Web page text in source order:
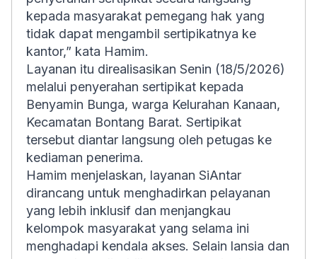
kepada masyarakat pemegang hak yang
tidak dapat mengambil sertipikatnya ke
kantor,” kata Hamim.
Layanan itu direalisasikan Senin (18/5/2026)
melalui penyerahan sertipikat kepada
Benyamin Bunga, warga Kelurahan Kanaan,
Kecamatan Bontang Barat. Sertipikat
tersebut diantar langsung oleh petugas ke
kediaman penerima.
Hamim menjelaskan, layanan SiAntar
dirancang untuk menghadirkan pelayanan
yang lebih inklusif dan menjangkau
kelompok masyarakat yang selama ini
menghadapi kendala akses. Selain lansia dan